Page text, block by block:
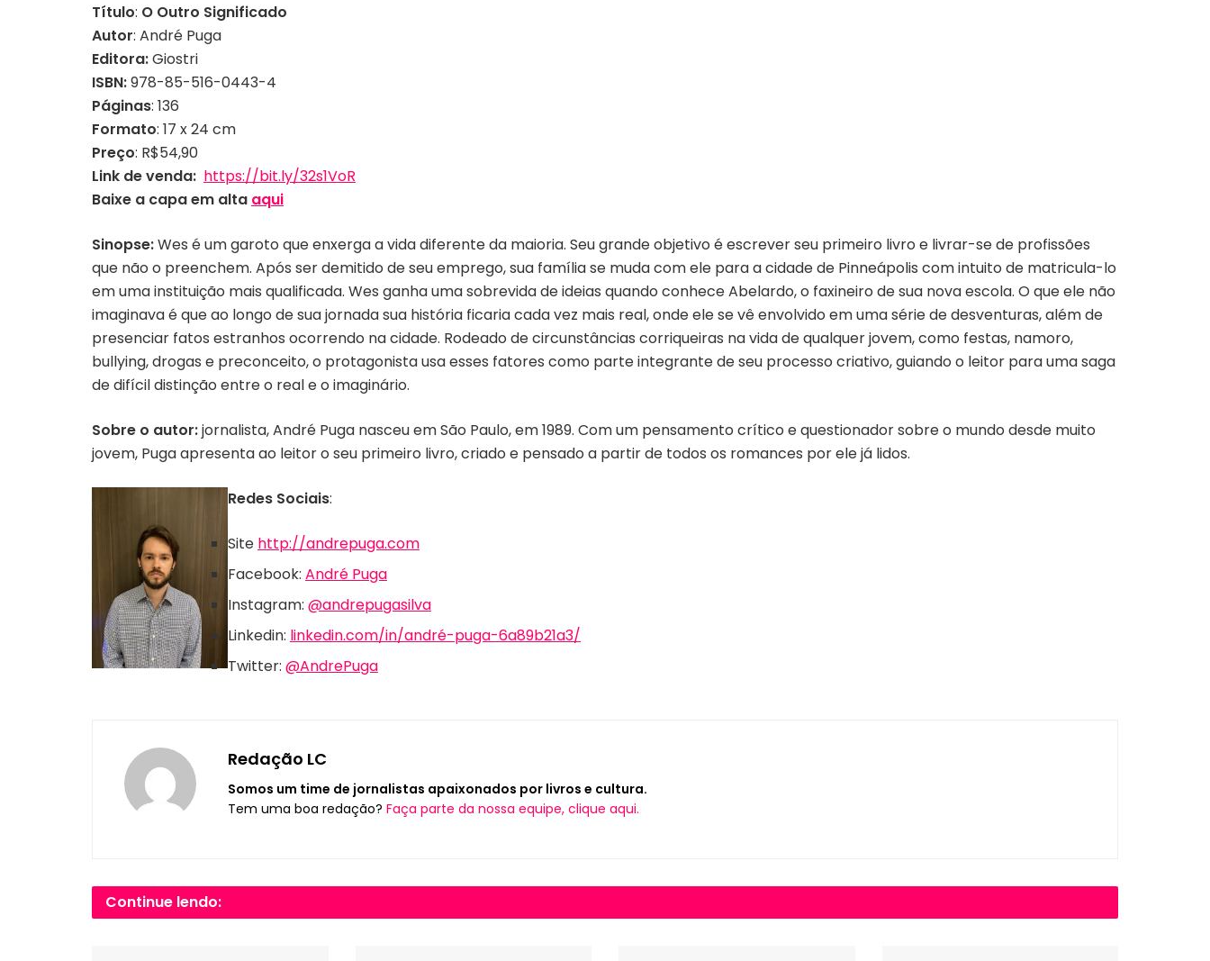
Título: O Outro Significado
Autor: André Puga
Editora:Giostri
ISBN:978-85-516-0443-4
Páginas: 136
Formato: 17 x 24 cm
Preço: R$54,90
Link de venda: https://bit.ly/32s1VoR
Baixe a capa em alta aqui
Sinopse:Wes é um garoto que enxerga a vida diferente da maioria. Seu grande objetivo é escrever seu primeiro livro e livrar-se de profissões
que não o preenchem. Após ser demitido de seu emprego, sua família se muda com ele para a cidade de Pinneápolis com intuito de matricula-lo
em uma instituição mais qualificada. Wes ganha uma sobrevida de ideias quando conhece Abelardo, o faxineiro de sua nova escola. O que ele não
imaginava é que ao longo de sua jornada sua história ficaria cada vez mais real, onde ele se vê envolvido em uma série de desventuras, além de
presenciar fatos estranhos ocorrendo na cidade. Rodeado de circunstâncias corriqueiras na vida de qualquer jovem, como festas, namoro,
bullying, drogas e preconceito, o protagonista usa esses fatores como parte integrante de seu processo criativo, guiando o leitor para uma saga
de difícil distinção entre o real e o imaginário.
Sobre o autor:jornalista, André Puga nasceu em São Paulo, em 1989. Com um pensamento crítico e questionador sobre o mundo desde muito
jovem, Puga apresenta ao leitor o seu primeiro livro, criado e pensado a partir de todos os romances por ele já lidos.
Redes Sociais:
Site http://andrepuga.com
Facebook: André Puga
Instagram: @andrepugasilva
Linkedin: linkedin.com/in/andré-puga-6a89b21a3/
Twitter: @AndrePuga
Redação LC
Somos um time de jornalistas apaixonados por livros e cultura.
Tem uma boa redação? Faça parte da nossa equipe, clique aqui.
Continue lendo: